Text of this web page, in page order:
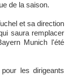
de la saison.
et sa direction
saura remplacer
Munich l'été
les dirigeants